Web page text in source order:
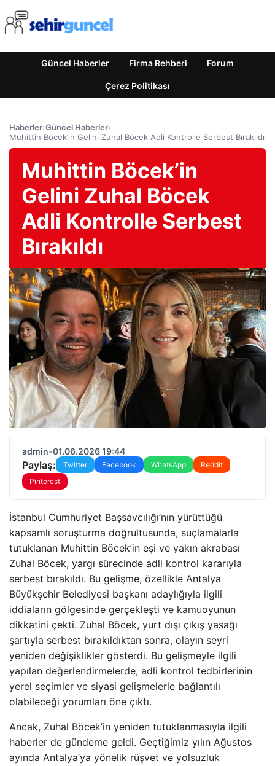
Güncel Haberler Firma Rehberi Forum
Çerez Politikası
Haberler›Güncel Haberler›
Muhittin Böcek’in Gelini Zuhal Böcek Adli Kontrolle Serbest Bırakıldı
Muhittin Böcek’in
Gelini Zuhal Böcek
Adli Kontrolle Serbest
Bırakıldı
admin•01.06.2026 19:44
Paylaş: Twitter Facebook WhatsApp
Reddit
Pinterest
İstanbul Cumhuriyet Başsavcılığı’nın yürüttüğü
kapsamlı soruşturma doğrultusunda, suçlamalarla
tutuklanan Muhittin Böcek’in eşi ve yakın akrabası
Zuhal Böcek, yargı sürecinde adli kontrol kararıyla
serbest bırakıldı. Bu gelişme, özellikle Antalya
Büyükşehir Belediyesi başkanı adaylığıyla ilgili
iddiaların gölgesinde gerçekleşti ve kamuoyunun
dikkatini çekti. Zuhal Böcek, yurt dışı çıkış yasağı
şartıyla serbest bırakıldıktan sonra, olayın seyri
yeniden değişiklikler gösterdi. Bu gelişmeyle ilgili
yapılan değerlendirmelerde, adli kontrol tedbirlerinin
yerel seçimler ve siyasi gelişmelerle bağlantılı
olabileceği yorumları öne çıktı.
Ancak, Zuhal Böcek’in yeniden tutuklanmasıyla ilgili
haberler de gündeme geldi. Geçtiğimiz yılın Ağustos
ayında Antalya’ya yönelik rüşvet ve yolsuzluk